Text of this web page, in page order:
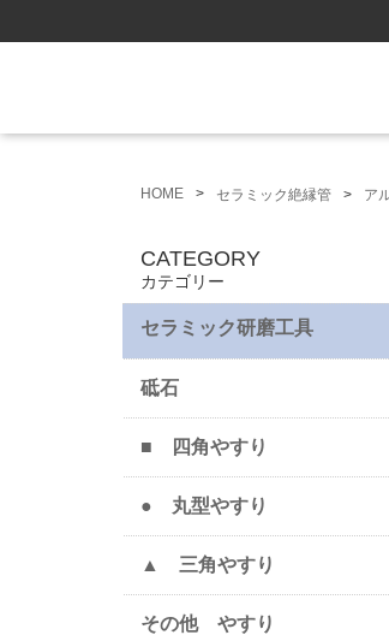
HOME セラミック絶縁管 ア
CATEGORY
カテゴリー
セラミック研磨工具
砥石
■ 四角やすり
● 丸型やすり
▲ 三角やすり
その他 やすり